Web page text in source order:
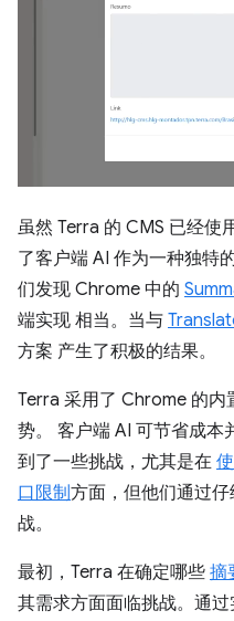
虽然 Terra 的 CMS 已经使
了客户端 AI 作为一种独特
们发现 Chrome 中的
端实现 相当。当与
方案 产生了积极的结果。
Terra 采用了 Chrome 的内
势。 客户端 AI 可节省成本
到了一些挑战，尤其是在
口限制方面，但他们通过
战。
最初，Terra 在确定哪些 摘
其需求方面面临挑战。通